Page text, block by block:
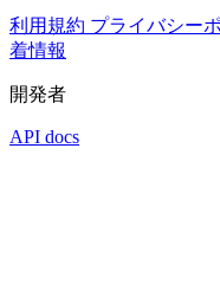
利用規約 プライバシー
着情報
開発者
API docs